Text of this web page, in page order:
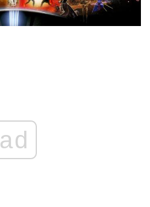
ad